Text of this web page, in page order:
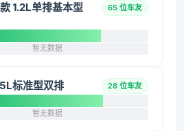
1.2L单排基本型
65 位车友
暂无数据
标准型双排 28 位车友
暂无数据